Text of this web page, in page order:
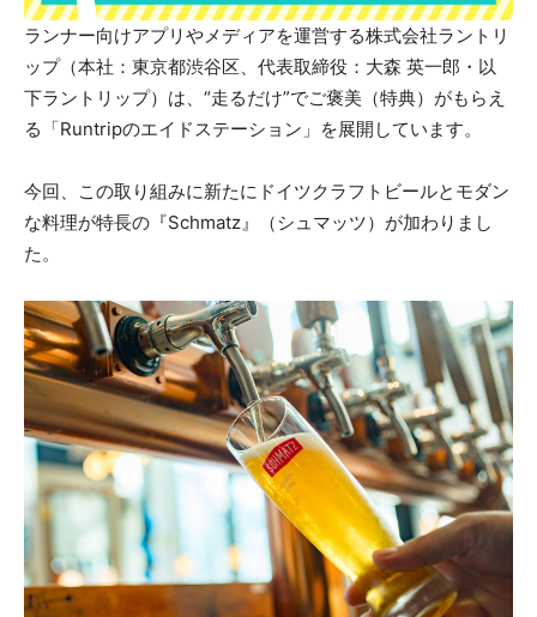
ランナー向けアプリやメディアを運営する株式会社ラントリ
ップ（本社：東京都渋谷区、代表取締役：大森 英一郎・以
下ラントリップ）は、“走るだけ”でご褒美（特典）がもらえ
る「Runtripのエイドステーション」を展開しています。
今回、この取り組みに新たにドイツクラフトビールとモダン
な料理が特長の『Schmatz』（シュマッツ）が加わりまし
た。